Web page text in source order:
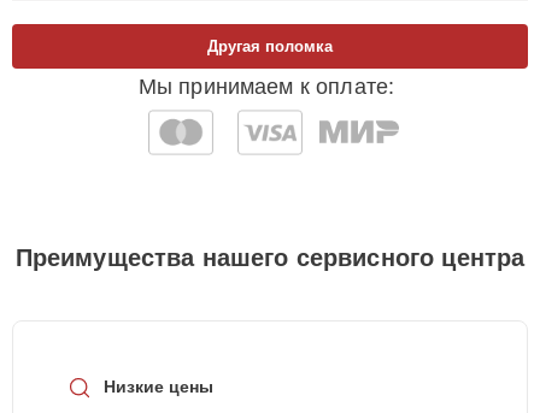
Мы принимаем к оплате:
Другая поломка
Преимущества нашего сервисного центра
Низкие цены